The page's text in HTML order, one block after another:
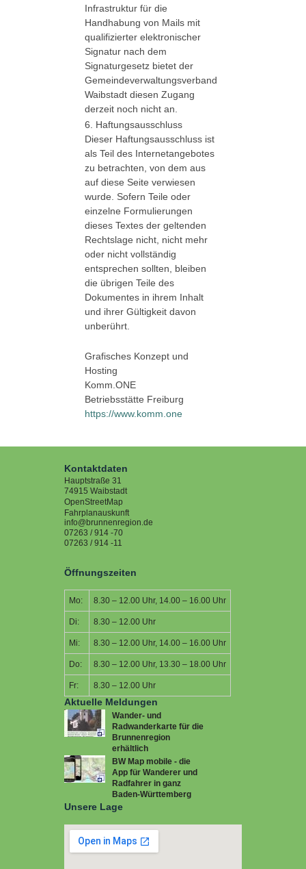
Infrastruktur für die
Handhabung von Mails mit
qualifizierter elektronischer
Signatur nach dem
Signaturgesetz bietet der
Gemeindeverwaltungsverband
Waibstadt diesen Zugang
derzeit noch nicht an.
6. Haftungsausschluss
Dieser Haftungsausschluss ist
als Teil des Internetangebotes
zu betrachten, von dem aus
auf diese Seite verwiesen
wurde. Sofern Teile oder
einzelne Formulierungen
dieses Textes der geltenden
Rechtslage nicht, nicht mehr
oder nicht vollständig
entsprechen sollten, bleiben
die übrigen Teile des
Dokumentes in ihrem Inhalt
und ihrer Gültigkeit davon
unberührt.
Grafisches Konzept und
Hosting
Komm.ONE
Betriebsstätte Freiburg
https://www.komm.one
Kontaktdaten
Hauptstraße 31
74915 Waibstadt
OpenStreetMap
Fahrplanauskunft
info@brunnenregion.de
07263 / 914 -70
07263 / 914 -11
Öffnungszeiten
Mo: 8.30 – 12.00 Uhr, 14.00 – 16.00 Uhr
Di: 8.30 – 12.00 Uhr
Mi: 8.30 – 12.00 Uhr, 14.00 – 16.00 Uhr
Do: 8.30 – 12.00 Uhr, 13.30 – 18.00 Uhr
Fr: 8.30 – 12.00 Uhr
Aktuelle Meldungen
Wander- und
Radwanderkarte für die
Brunnenregion
erhältlich
BW Map mobile - die
App für Wanderer und
Radfahrer in ganz
Baden-Württemberg
Unsere Lage